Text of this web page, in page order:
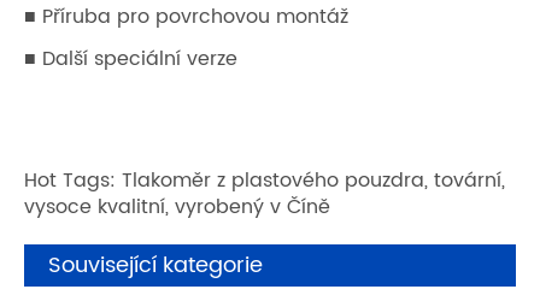
■ Příruba pro povrchovou montáž
■ Další speciální verze
Hot Tags: Tlakoměr z plastového pouzdra, tovární,
vysoce kvalitní, vyrobený v Číně
Související kategorie